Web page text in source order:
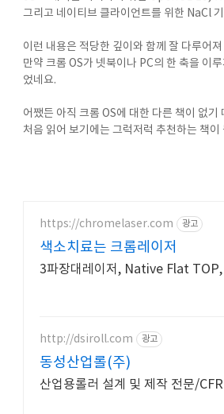
그리고 네이티브 클라이언트를 위한 NaCl
이런 내용은 적당한 깊이와 함께 잘 다루어
만약 크롬 OS가 넷북이나 PC의 한 축을 이
었네요.
어쨌든 아직 크롬 OS에 대한 다른 책이 없기
처음 읽어 보기에는 그럭저럭 추천하는 책이
https://chromelaser.com 광고
색소치료는 크롬레이저
3파장대레이저, Native Flat TOP,
http://dsiroll.com 광고
동성산업롤(주)
산업용롤러 설계 및 제작 전문/